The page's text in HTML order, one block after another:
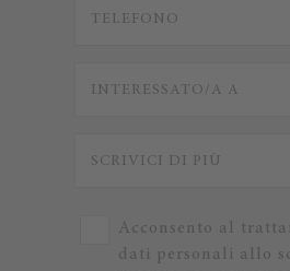
Acconsento al
dati personali allo